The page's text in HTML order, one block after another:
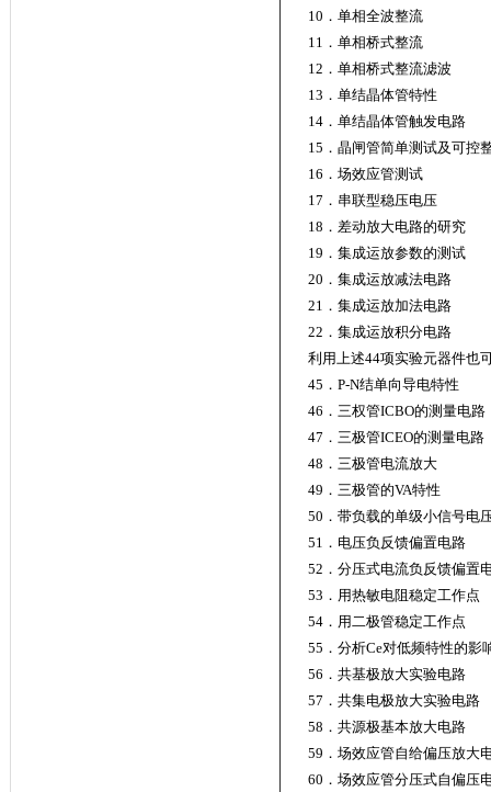
10．单相全波整流
11．单相桥式整流
12．单相桥式整流滤波
13．单结晶体管特性
14．单结晶体管触发电路
15．晶闸管简单测试及可控
16．场效应管测试
17．串联型稳压电压
18．差动放大电路的研究
19．集成运放参数的测试
20．集成运放减法电路
21．集成运放加法电路
22．集成运放积分电路
利用上述44项实验元器件也
45．P-N结单向导电特性
46．三权管ICBO的测量电路
47．三极管ICEO的测量电路
48．三极管电流放大
49．三极管的VA特性
50．带负载的单级小信号电
51．电压负反馈偏置电路
52．分压式电流负反馈偏置
53．用热敏电阻稳定工作点
54．用二极管稳定工作点
55．分析Ce对低频特性的影
56．共基极放大实验电路
57．共集电极放大实验电路
58．共源极基本放大电路
59．场效应管自给偏压放大
60．场效应管分压式自偏压